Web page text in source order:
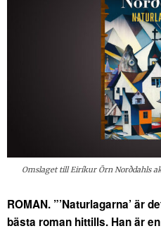
Omslaget till Eiríkur Örn Norðdahls
ROMAN. ”’Naturlagarna’ är
bästa roman hittills. Han är